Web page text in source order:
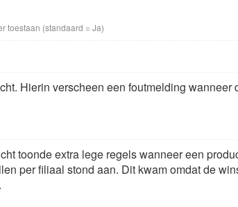
toestaan (standaard = Ja)
Hierin verscheen een foutmelding wanneer
toonde extra lege regels wanneer een
per filiaal stond aan. Dit kwam omdat de